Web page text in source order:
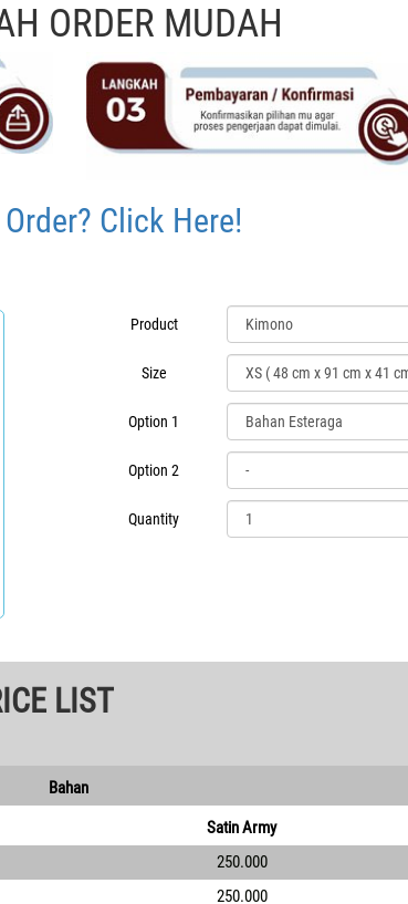
ORDER MUDAH
Click Here!
Product
Size
Option 1
Option 2
Quantity
LIST
Bahan
Satin Army
250.000
250.000